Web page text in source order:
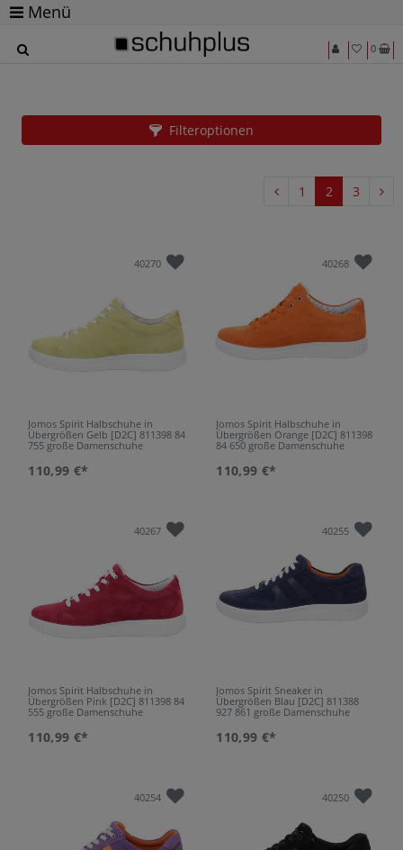
Menü
0
Schuhe in Übergrößen von Jomos für Damen
Filteroptionen
1 2 3
40270
Jomos Spirit Halbschuhe in
Übergrößen Gelb [D2C] 811398 84
755 große Damenschuhe
110,99 €*
40268
Jomos Spirit Halbschuhe in
Übergrößen Orange [D2C] 811398
84 650 große Damenschuhe
110,99 €*
40267
Jomos Spirit Halbschuhe in
Übergrößen Pink [D2C] 811398 84
555 große Damenschuhe
110,99 €*
40255
Jomos Spirit Sneaker in
Übergrößen Blau [D2C] 811388
927 861 große Damenschuhe
110,99 €*
40254 40250